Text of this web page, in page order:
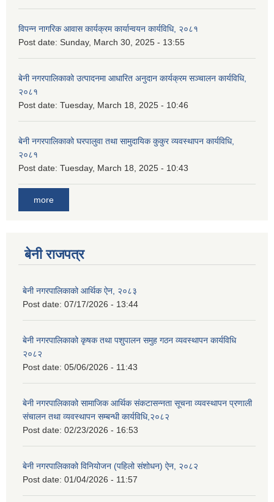
विपन्न नागरिक आवास कार्यक्रम कार्यान्वयन कार्यविधि, २०८१
Post date: Sunday, March 30, 2025 - 13:55
बेनी नगरपालिकाको उत्पादनमा आधारित अनुदान कार्यक्रम सञ्‍चालन कार्यविधि,
२०८१
Post date: Tuesday, March 18, 2025 - 10:46
बेनी नगरपालिकाको घरपालुवा तथा सामुदायिक कुकुर व्यवस्थापन कार्यविधि,
२०८१
Post date: Tuesday, March 18, 2025 - 10:43
more
बेनी राजपत्र
बेनी नगरपालिकाको आर्थिक ऐन, २०८३
Post date: 07/17/2026 - 13:44
बेनी नगरपालिकाको कृषक तथा पशुपालन समुह गठन व्यवस्थापन कार्यविधि
२०८२
Post date: 05/06/2026 - 11:43
बेनी नगरपालिकाको सामाजिक आर्थिक संकटासन्नता सूचना व्यवस्थापन प्रणाली
संचालन तथा व्यवस्थापन सम्बन्धी कार्यविधि,२०८२
Post date: 02/23/2026 - 16:53
बेनी नगरपालिकाको विनियोजन (पहिलो संशोधन) ऐन, २०८२
Post date: 01/04/2026 - 11:57